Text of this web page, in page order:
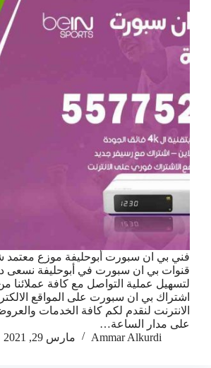
فني بي ان سبورت أبوحليفة موزع معتمد
قنوات بي ان سبورت في أبوحليفة نسعى
لتسهيل عملية التواصل مع كافة عملائنا
اشتراك بي ان سبورت على المواقع
الانترنت لنقدم لكم كافة الخدمات
على مدار الساعة…
Ammar Alkurdi
مارس 29, 2021